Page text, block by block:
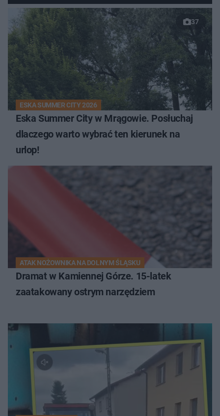
37
ESKA SUMMER CITY 2026
Eska Summer City w Mrągowie. Posłuchaj
dlaczego warto wybrać ten kierunek na
urlop!
ATAK NOŻOWNIKA NA DOLNYM ŚLĄSKU
Dramat w Kamiennej Górze. 15-latek
zaatakowany ostrym narzędziem